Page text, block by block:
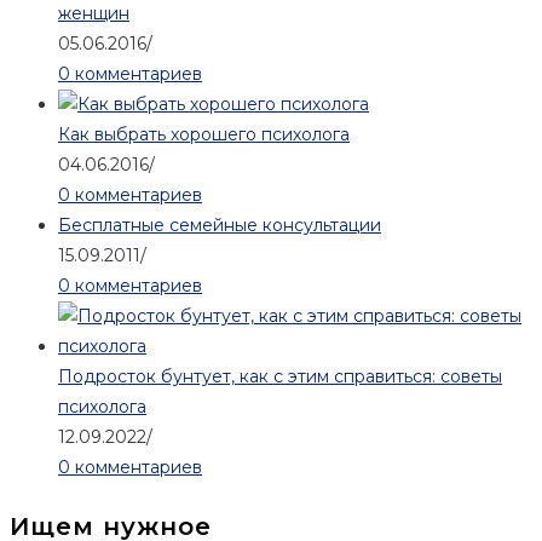
женщин
05.06.2016/
0 комментариев
Как выбрать хорошего психолога
04.06.2016/
0 комментариев
Бесплатные семейные консультации
15.09.2011/
0 комментариев
Подросток бунтует, как с этим справиться: советы
психолога
12.09.2022/
0 комментариев
Ищем нужное